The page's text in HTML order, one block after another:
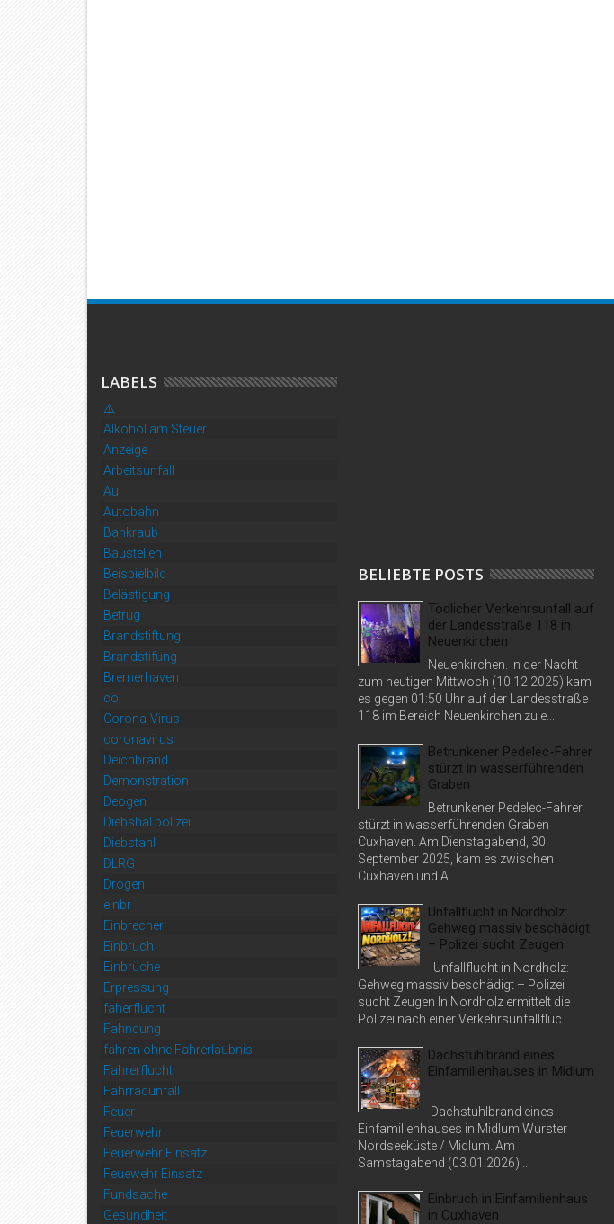
LABELS
⚠️
Alkohol am Steuer
Anzeige
Arbeitsunfall
Au
Autobahn
Bankraub
Baustellen
Beispielbild
Belästigung
Betrug
Brandstiftung
Brandstifung
Bremerhaven
co
Corona-Virus
coronavirus
Deichbrand
Demonstration
Deogen
Diebshal polizei
Diebstahl
DLRG
Drogen
einbr
Einbrecher
Einbruch
Einbrüche
Erpressung
faherflucht
Fahndung
fahren ohne Fahrerlaubnis
Fahrerflucht
Fahrradunfall
Feuer
Feuerwehr
Feuerwehr Einsatz
Feuewehr Einsatz
Fundsache
Gesundheit
BELIEBTE POSTS
Tödlicher Verkehrsunfall auf
der Landesstraße 118 in
Neuenkirchen
Neuenkirchen. In der Nacht
zum heutigen Mittwoch (10.12.2025) kam
es gegen 01:50 Uhr auf der Landesstraße
118 im Bereich Neuenkirchen zu e...
Betrunkener Pedelec-Fahrer
stürzt in wasserführenden
Graben
Betrunkener Pedelec-Fahrer
stürzt in wasserführenden Graben
Cuxhaven. Am Dienstagabend, 30.
September 2025, kam es zwischen
Cuxhaven und A...
Unfallflucht in Nordholz:
Gehweg massiv beschädigt
– Polizei sucht Zeugen
Unfallflucht in Nordholz:
Gehweg massiv beschädigt – Polizei
sucht Zeugen In Nordholz ermittelt die
Polizei nach einer Verkehrsunfallfluc...
Dachstuhlbrand eines
Einfamilienhauses in Midlum
Dachstuhlbrand eines
Einfamilienhauses in Midlum Wurster
Nordseeküste / Midlum. Am
Samstagabend (03.01.2026) ...
Einbruch in Einfamilienhaus
in Cuxhaven